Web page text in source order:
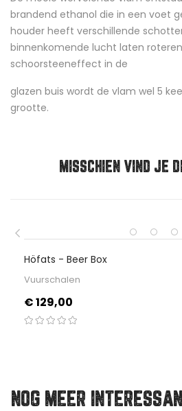
brandend ethanol die in een voet
houder heeft verschillende
binnenkomende lucht laten
schoorsteeneffect in de
glazen buis wordt de vlam wel 5
grootte.
MISSCHIEN VIND JE
Höfats - Beer Box
Vuurschalen
Prijs
€ 129,00
NOG MEER